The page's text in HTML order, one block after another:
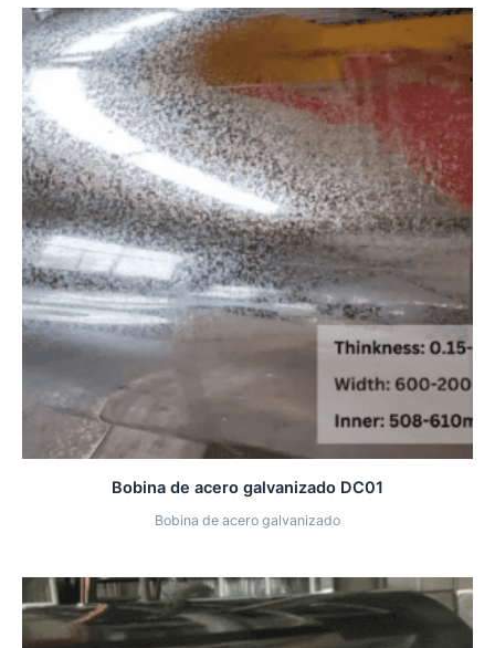
Bobina de acero galvanizado DC01
Bobina de acero galvanizado